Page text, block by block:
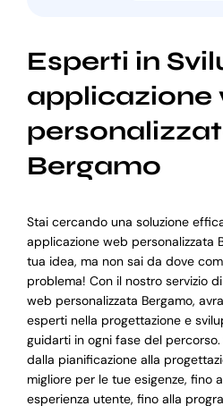
Esperti in
applicazione
Bergamo
Stai cercando una soluzione
applicazione web personalizzata
tua idea, ma non sai da dove
problema! Con il nostro servizio
web personalizzata Bergamo,
esperti nella progettazione e
guidarti in ogni fase del
dalla pianificazione alla
migliore per le tue esigenze, fino
esperienza utente, fino alla